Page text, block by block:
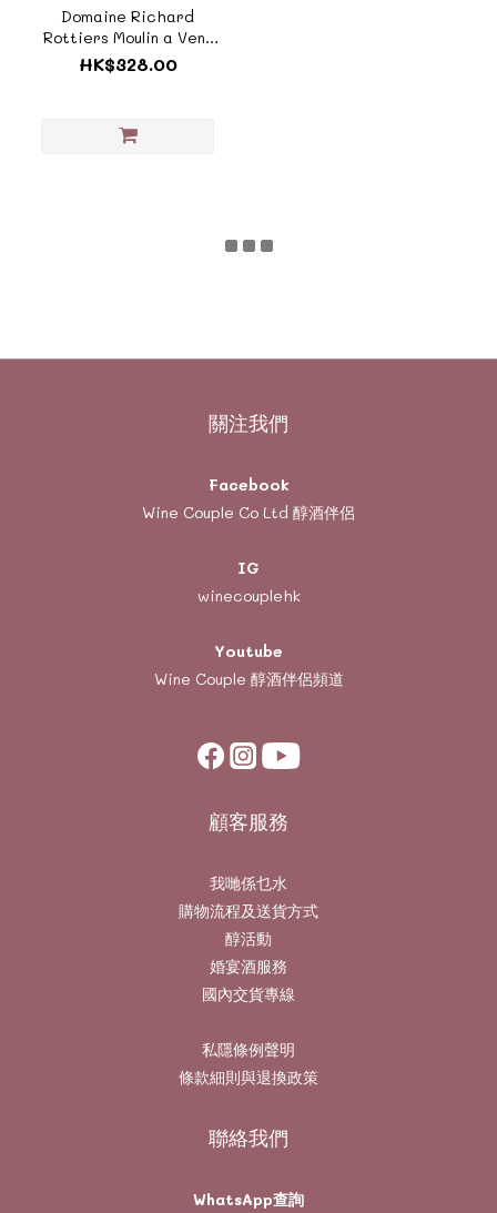
Domaine Richard
Rottiers Moulin a Vent
Champ de Cour 2015 理
查羅蒂爾酒莊風車磨坊
HK$328.00
關注我們
Facebook
Wine Couple Co Ltd 醇酒伴侶
IG
winecouplehk
Youtube
Wine Couple 醇酒伴侶頻道
顧客服務
我哋係乜水
購物流程及送貨方式
醇活動
婚宴酒服務
國內交貨專線
私隱條例聲明
條款細則與退換政策
聯絡我們
WhatsApp查詢